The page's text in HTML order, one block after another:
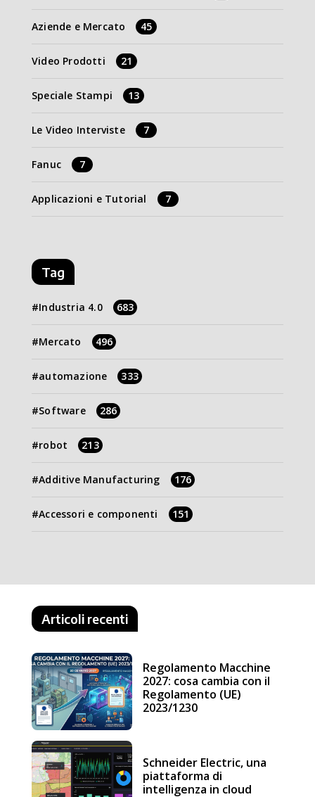
Aziende e Mercato 45
Video Prodotti 21
Speciale Stampi 13
Le Video Interviste 7
Fanuc 7
Applicazioni e Tutorial 7
Tag
Industria 4.0 683
Mercato 496
automazione 333
Software 286
robot 213
Additive Manufacturing 176
Accessori e componenti 151
Articoli recenti
Regolamento Macchine
2027: cosa cambia con il
Regolamento (UE)
2023/1230
Schneider Electric, una
piattaforma di
intelligenza in cloud